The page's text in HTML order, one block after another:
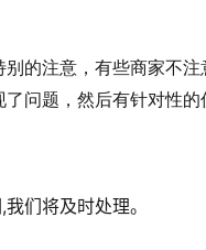
注意，有些商家不注
问题，然后有针对性的
们将及时处理。